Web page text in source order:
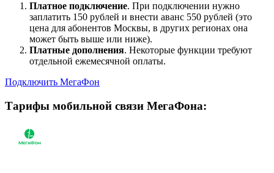
Платное подключение. При подключении нужно
заплатить 150 рублей и внести аванс 550 рублей (это
цена для абонентов Москвы, в других регионах она
может быть выше или ниже).
Платные дополнения. Некоторые функции требуют
отдельной ежемесячной оплаты.
Подключить МегаФон
Тарифы мобильной связи МегаФона: